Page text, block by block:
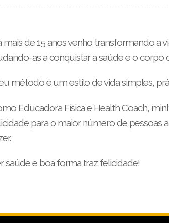
mais de 15 anos venho transformando a
as a conquistar a saúde e o corpo
método é um estilo de vida simples,
Educadora Física e Health Coach,
para o maior número de pessoas
saúde e boa forma traz felicidade!